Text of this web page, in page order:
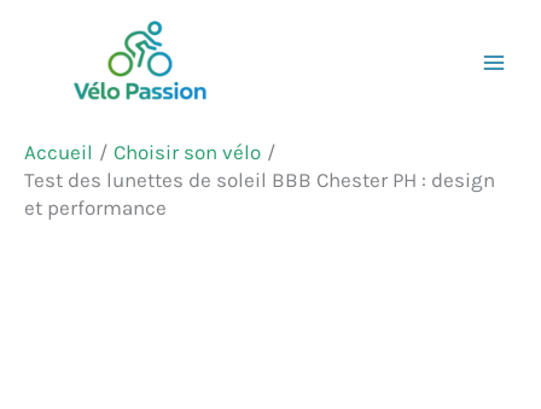
contenu
Accueil
Choisir son vélo
Test des lunettes de soleil BBB Chester PH : design
et performance